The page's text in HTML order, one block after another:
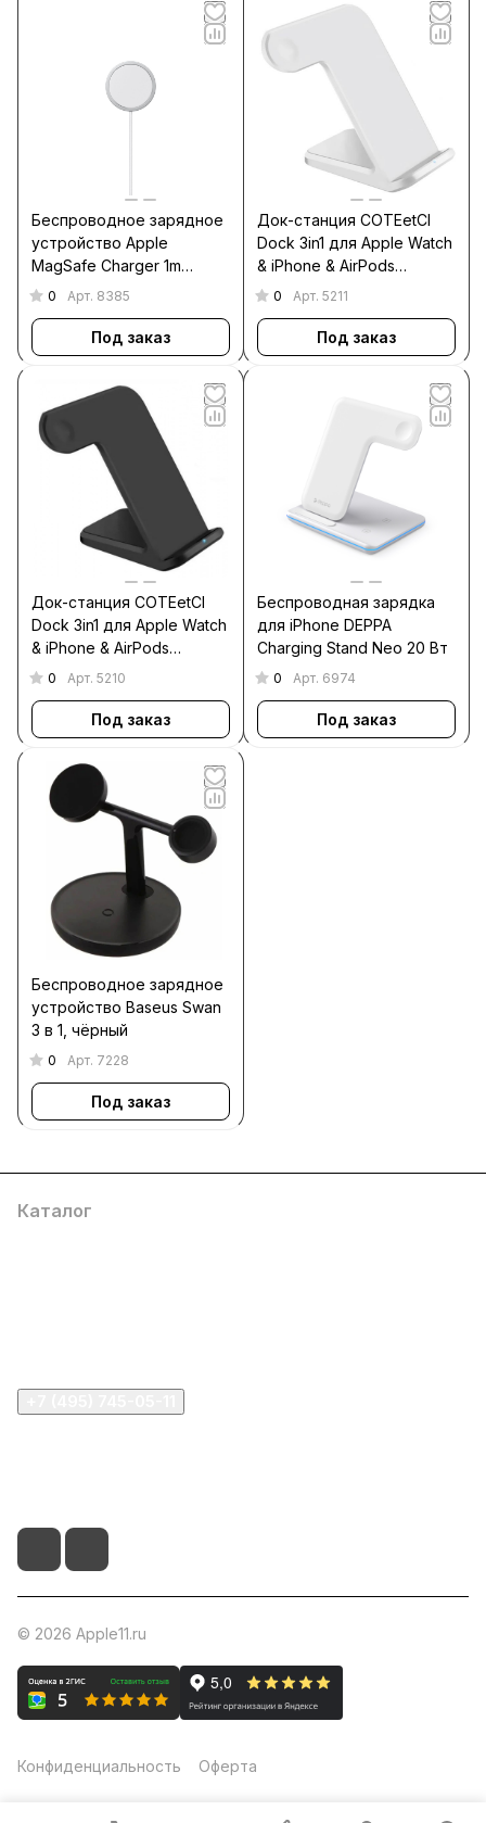
Беспроводное зарядное
устройство Apple
MagSafe Charger 1m
(MX6Y3), белый
0 Арт. 8385
Под заказ
Док-станция COTEetCI
Dock 3in1 для Apple Watch
& iPhone & AirPods
CS5169-WH (Белый)
0 Арт. 5211
Под заказ
Док-станция COTEetCI
Dock 3in1 для Apple Watch
& iPhone & AirPods
CS5169-BK (Чёрный)
0 Арт. 5210
Под заказ
Беспроводная зарядка
для iPhone DEPPA
Charging Stand Neo 20 Вт
0 Арт. 6974
Под заказ
Беспроводное зарядное
устройство Baseus Swan
3 в 1, чёрный
0 Арт. 7228
Под заказ
Каталог
© 2026 Apple11.ru
Конфиденциальность Оферта